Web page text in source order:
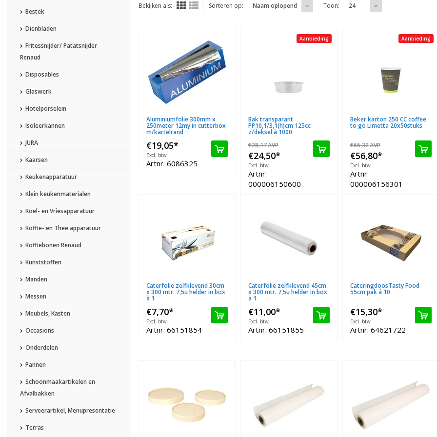
Bestek
Dienbladen
Fritessnijder/ Patatsnijder
Renaud
Disposables
Glaswerk
Hotelporselein
Isoleerkannen
JURA
Kaarsen
Keukenapparatuur
Klein keukenmaterialen
Koel- en Vriesapparatuur
Koffie- en Thee apparatuur
Koffiebonen Renaud
Kunststoffen
Manden
Messen
Meubels, Kasten
Occasions
Onderdelen
Pannen
Schoonmaakartikelen en
Afvalbakken
Serveerartikel, Menupresentatie
Terras
Bekijken als: Sorteren op: Naam oplopend Toon: 24
Aluminiumfolie 300mm x
250meter 12my in cutterbox
m/kartelrand
€19,05*
Excl. btw
Artnr: 6086325
Aanbieding
Bak transparant
PP10,1/3,1(h)cm 125cc
z/deksel à 1000
€28,17AVP
€24,50*
Excl. btw
Artnr:
000006150600
Aanbieding
Beker karton 250 CC coffee
to go Limetta 20x50stuks
€65,32AVP
€56,80*
Excl. btw
Artnr:
000006156301
Caterfolie zelfklevend 30cm
x 300 mtr. 7,5u helder in box
à 1
€7,70*
Excl. btw
Artnr: 66151854
Caterfolie zelfklevend 45cm
x 300 mtr. 7,5u helder in box
à 1
€11,00*
Excl. btw
Artnr: 66151855
CateringdoosTasty Food
55cm pak á 10
€15,30*
Excl. btw
Artnr: 64621722